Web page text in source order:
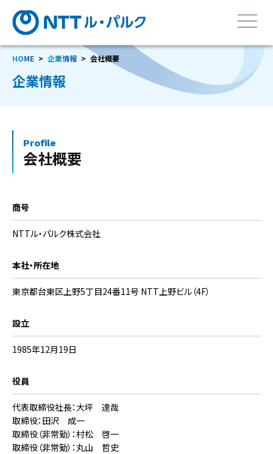
HOME 企業情報 会社概要
企業情報
Profile
会社概要
商号
NTTル・パルク株式会社
本社・所在地
東京都台東区上野5丁目24番11号 NTT上野ビル（4F）
設立
1985年12月19日
役員
代表取締役社長：大坪 達哉
取締役：田沢 成一
取締役（非常勤）：村松 啓一
取締役（非常勤）：丸山 哲史